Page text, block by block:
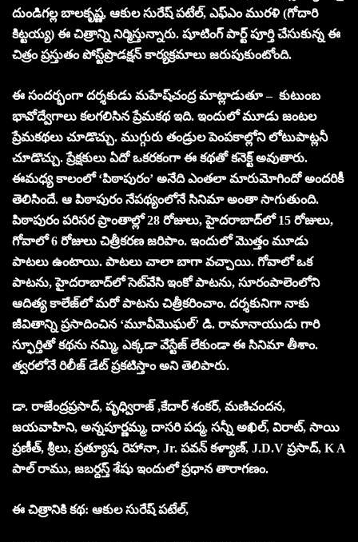
దుండిగల్ల బాలకృష్ణ, ఆకుల సురేష్‌ పటేల్‌, ఎఫ్ఎం మురళి (గోదారి
కిట్టయ్య) ఈ చిత్రాన్ని నిర్మిస్తున్నారు. షూటింగ్‌ పార్ట్‌ పూర్తి చేసుకున్న ఈ
చిత్రం ప్రస్తుతం పోస్ట్‌ప్రొడక్షన్‌ కార్యక్రమాలు జరుపుకుంటోంది.
ఈ సందర్భంగా దర్శకుడు మహేష్‌చంద్ర మాట్లాడుతూ – కుటుంబ
భావోద్వేగాలు కలగలిసిన ప్రేమకథ ఇది. ఇందులో మూడు జంటల
ప్రేమకథలు చూడొచ్చు. ముగ్గురు తండ్రుల పెంపకాల్లోని లోటుపాట్లనీ
చూడొచ్చు. ప్రేక్షకులు ఏదో ఒకరకంగా ఈ కథతో కనెక్ట్‌ అవుతారు.
ఈమధ్య కాలంలో ‘పిఠాపురం’ అనేది ఎంతలా మారుమోగిందో అందరికీ
తెలిసిందే. ఆ పిఠాపురం నేపథ్యంలోనే సినిమా అంతా సాగుతుంది.
పిఠాపురం పరిసర ప్రాంతాల్లో 28 రోజులు, హైదరాబాద్‌లో 15 రోజులు,
గోవాలో 6 రోజులు చిత్రీకరణ జరిపాం. ఇందులో మొత్తం మూడు
పాటలు ఉంటాయి. పాటలు చాలా బాగా వచ్చాయి. గోవాలో ఒక
పాటను, హైదరాబాద్‌లో సెట్‌వేసి ఇంకో పాటను, సూరంపాలెంలోని
ఆదిత్య కాలేజ్‌లో మరో పాటను చిత్రీకరించాం. దర్శకునిగా నాకు
జీవితాన్ని ప్రసాదించిన ‘మూవీమొఘల్‌’ డి. రామానాయుడు గారి
స్ఫూర్తితో కథను నమ్మి, ఎక్కడా వేస్టేజ్‌ లేకుండా ఈ సినిమా తీశాం.
త్వరలోనే రిలీజ్‌ డేట్‌ ప్రకటిస్తాం అని తెలిపారు.
డా. రాజేంద్రప్రసాద్, పృధ్విరాజ్ ,కేదార్ శంకర్, మణిచందన,
జయవాహిని, అన్నపూర్ణమ్మ, దాసరి పద్మ, సన్నీ అఖిల్, విరాట్, సాయి
ప్రణీత్, శ్రీలు, ప్రత్యూష, రెహానా, Jr. పవన్ కళ్యాణ్, J.D.V ప్రసాద్, K A
పాల్ రాము, జబర్దస్త్ శేషు ఇందులో ప్రధాన తారాగణం.
ఈ చిత్రానికి కథ: ఆకుల సురేష్ పటేల్,